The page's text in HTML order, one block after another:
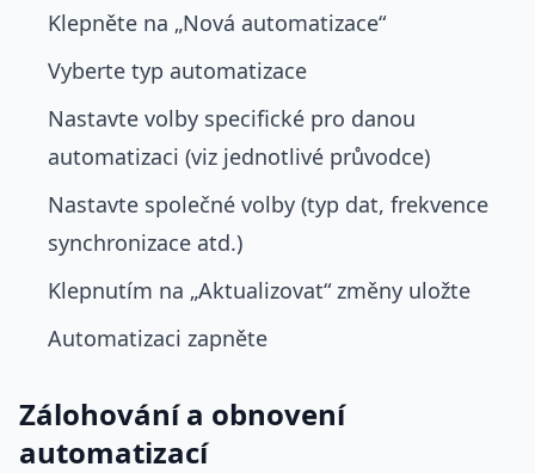
Klepněte na „Nová automatizace“
Vyberte typ automatizace
Nastavte volby specifické pro danou
automatizaci (viz jednotlivé průvodce)
Nastavte společné volby (typ dat, frekvence
synchronizace atd.)
Klepnutím na „Aktualizovat“ změny uložte
Automatizaci zapněte
Zálohování a obnovení
automatizací